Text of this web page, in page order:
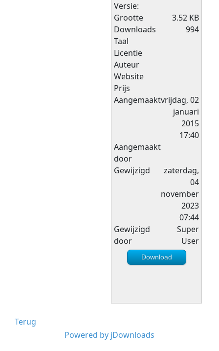
Versie:
Grootte
3.52 KB
Downloads
994
Taal
Licentie
Auteur
Website
Prijs
Aangemaaktvrijdag, 02
januari
2015
17:40
Aangemaakt
door
Gewijzigd
zaterdag,
04
november
2023
07:44
Gewijzigd
door
Super
User
Download
Terug
Powered by jDownloads